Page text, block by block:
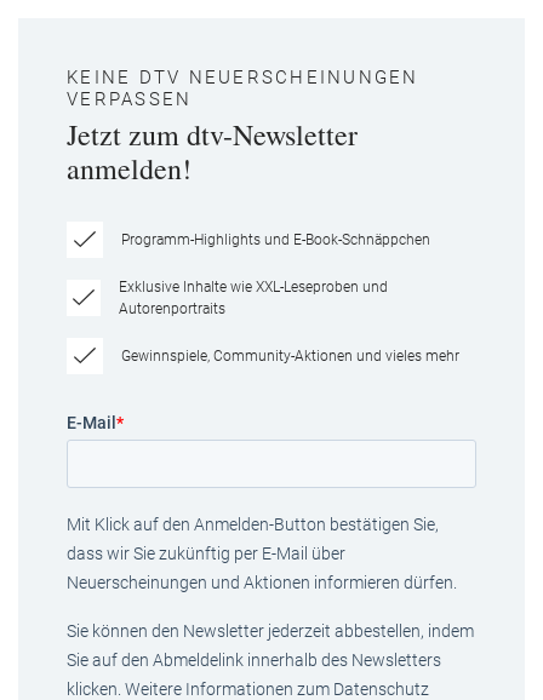
KEINE DTV NEUERSCHEINUNGEN
VERPASSEN
Jetzt zum dtv-Newsletter
anmelden!
Programm-Highlights und E-Book-Schnäppchen
Exklusive Inhalte wie XXL-Leseproben und
Autorenportraits
Gewinnspiele, Community-Aktionen und vieles mehr
E-Mail *
Mit Klick auf den Anmelden-Button bestätigen Sie,
dass wir Sie zukünftig per E-Mail über
Neuerscheinungen und Aktionen informieren dürfen.
Sie können den Newsletter jederzeit abbestellen, indem
Sie auf den Abmeldelink innerhalb des Newsletters
klicken. Weitere Informationen zum Datenschutz